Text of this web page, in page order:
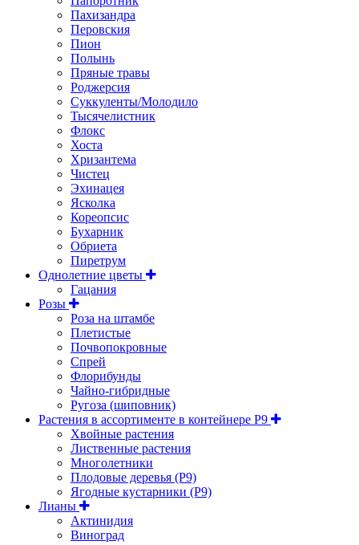
Пахизандра
Перовския
Пион
Полынь
Пряные травы
Роджерсия
Суккуленты/Молодило
Тысячелистник
Флокс
Хоста
Хризантема
Чистец
Эхинацея
Ясколка
Кореопсис
Бухарник
Обриета
Пиретрум
Однолетние цветы
Гацания
Розы
Роза на штамбе
Плетистые
Почвопокровные
Спрей
Флорибунды
Чайно-гибридные
Ругоза (шиповник)
Растения в ассортименте в контейнере P9
Хвойные растения
Лиственные растения
Многолетники
Плодовые деревья (Р9)
Ягодные кустарники (Р9)
Лианы
Актинидия
Виноград